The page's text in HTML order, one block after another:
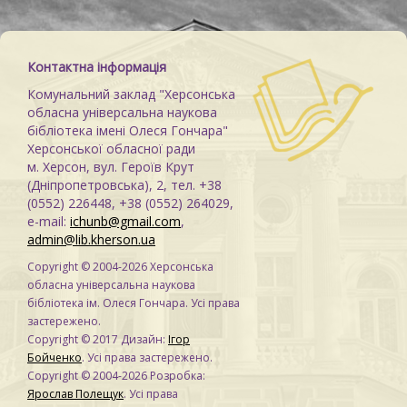
Контактна інформація
Комунальний заклад "Херсонська
обласна універсальна наукова
бібліотека імені Олеся Гончара"
Херсонської обласної ради
м. Херсон, вул. Героїв Крут
(Дніпропетровська), 2, тел. +38
(0552) 226448, +38 (0552) 264029,
e-mail: ichunb@gmail.com,
admin@lib.kherson.ua
Copyright © 2004-2026 Херсонська
обласна універсальна наукова
бібліотека ім. Олеся Гончара. Усі права
застережено.
Copyright © 2017 Дизайн: Ігор
Бойченко. Усі права застережено.
Copyright © 2004-2026 Розробка:
Ярослав Полещук. Усі права